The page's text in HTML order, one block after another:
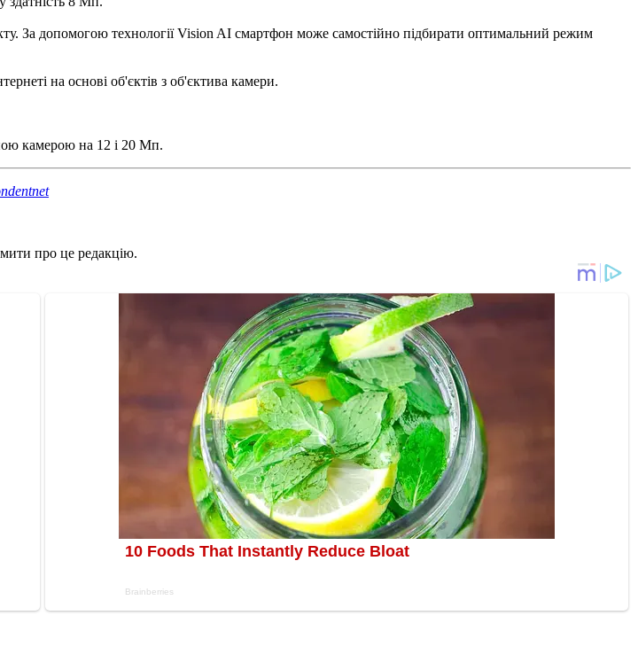
За допомогою технології Vision AI смартфон може самостійно підбирати оптимальний режим
на основі об'єктів з об'єктива камери.
камерою на 12 і 20 Мп.
про це редакцію.